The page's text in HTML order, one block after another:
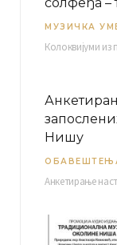
солфеђа –
МУЗИЧКА
Нишу